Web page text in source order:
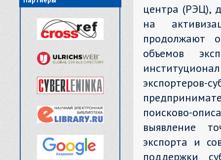
центра (РЭЦ),
на
продолжают
объемов
поисково-
выявление
экспорта и
поддержки